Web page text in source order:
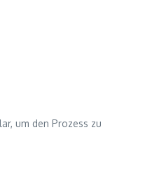
um den Prozess zu